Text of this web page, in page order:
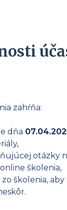
zahŕňa:
dňa
otázky
školenia,
školenia, aby